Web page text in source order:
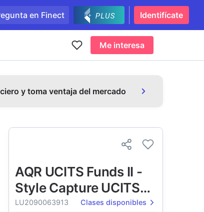
en Finect Identifícate
Me interesa
y toma ventaja del mercado
AQR UCITS Funds II -
Style Capture UCITS
Fund
LU2090063913 Clases disponibles